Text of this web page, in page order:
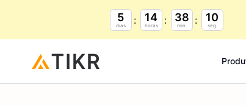
5
dias
14
horas
38
min.
9
seg.